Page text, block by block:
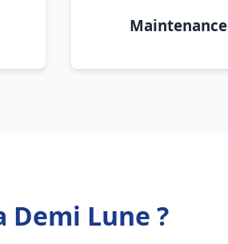
Maintenance
Demi Lune ?